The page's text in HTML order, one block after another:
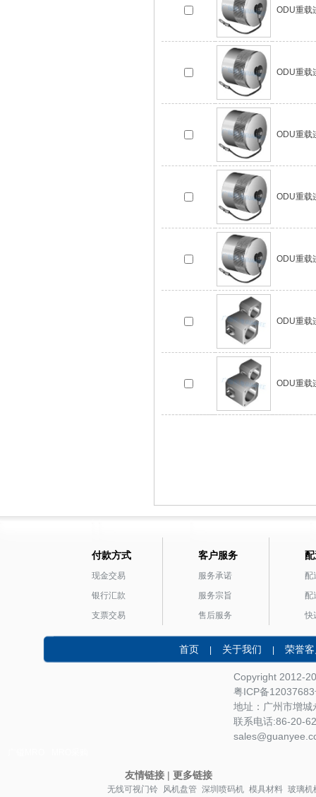
ODU重载
ODU重载
ODU重载
ODU重载
ODU重载
ODU重载
ODU重载
付款方式
现金交易
银行汇款
支票交易
客户服务
服务承诺
服务宗旨
售后服务
配
配
快
首页 | 关于我们 | 荣誉
Copyright 2012-
粤ICP备12037683
地址：广州市增
联系电话:86-20-
友情链接| 更多链接
无线可视门铃 风机盘管 深圳喷码机 模具材料 玻璃机